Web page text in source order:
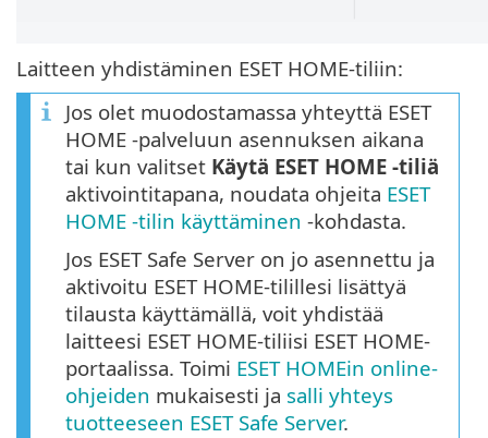
Laitteen yhdistäminen ESET HOME-tiliin:
Jos olet muodostamassa yhteyttä ESET
HOME -palveluun asennuksen aikana
tai kun valitset Käytä ESET HOME -tiliä
aktivointitapana, noudata ohjeita ESET
HOME -tilin käyttäminen -kohdasta.
Jos ESET Safe Server on jo asennettu ja
aktivoitu ESET HOME-tilillesi lisättyä
tilausta käyttämällä, voit yhdistää
laitteesi ESET HOME-tiliisi ESET HOME-
portaalissa. Toimi ESET HOMEin online-
ohjeiden mukaisesti ja salli yhteys
tuotteeseen ESET Safe Server.